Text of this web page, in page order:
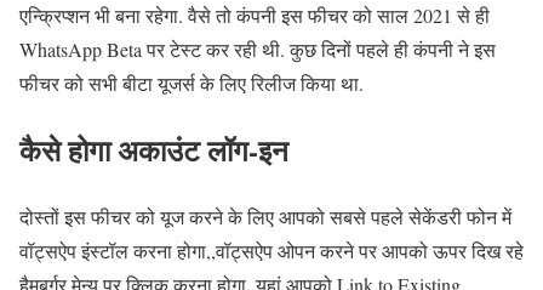
एन्क्रिप्शन भी बना रहेगा. वैसे तो कंपनी इस फीचर को साल 2021 से ही
WhatsApp Beta पर टेस्ट कर रही थी. कुछ दिनों पहले ही कंपनी ने इस
फीचर को सभी बीटा यूजर्स के लिए रिलीज किया था.
कैसे होगा अकाउंट लॉग-इन
दोस्तों इस फीचर को यूज करने के लिए आपको सबसे पहले सेकेंडरी फोन में
वॉट्सऐप इंस्टॉल करना होगा,,वॉट्सऐप ओपन करने पर आपको ऊपर दिख रहे
हैमबर्गर मेन्यू पर क्लिक करना होगा. यहां आपको Link to Existing